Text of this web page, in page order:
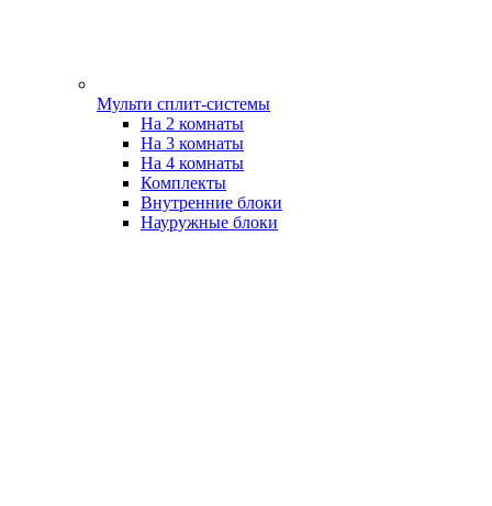
Мульти сплит-системы
На 2 комнаты
На 3 комнаты
На 4 комнаты
Комплекты
Внутренние блоки
Науружные блоки